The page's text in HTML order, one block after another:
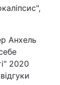
Анхель
2020